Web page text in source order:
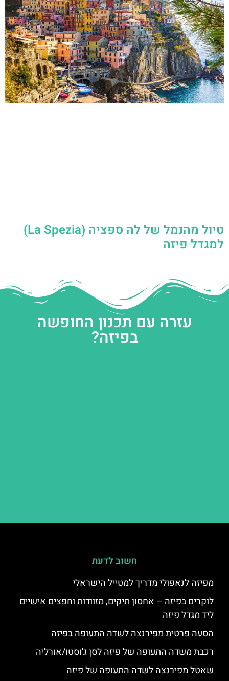
טיול מהנמל של לה ספציה (La Spezia)
למגדל פיזה
עזרה עם תכנון החופשה
בפיזה?
חשוב לדעת
מפיזה לנאפולי מדריך למטייל הישראלי
לוקרים בפיזה – אחסון תיקים, מזוודות וחפצים אישיים
ליד מגדל פיזה
הסעה פרטית מפירנצה לשדה התעופה בפיזה
רכבת משדה התעופה של פיזה לסן ג'וסטו/אורליה
שאטל מפירנצה לשדה התעופה של פיזה